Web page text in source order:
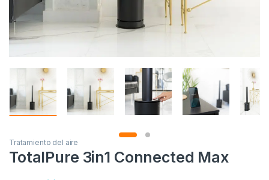
Tratamiento del aire
TotalPure 3in1 Connected Max